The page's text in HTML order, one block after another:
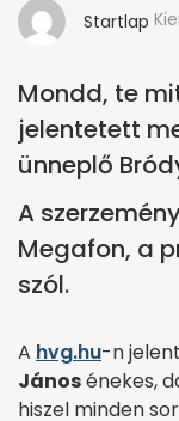
Startlap
Mondd, te
jelentetett
ünneplő
A
Megafon, a
szól.
A hvg.hu-n
Jánosénekes,
hiszel minden